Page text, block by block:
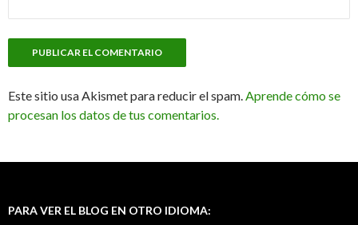
Este sitio usa Akismet para reducir el spam.Aprende cómo se
procesan los datos de tus comentarios.
PARA VER EL BLOG EN OTRO IDIOMA: